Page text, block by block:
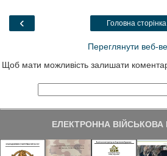
o
a
‹ Головна сторінка
Переглянути веб-
Щоб мати можливість залишати
ЕЛЕКТРОННА ВІЙСЬКОВА